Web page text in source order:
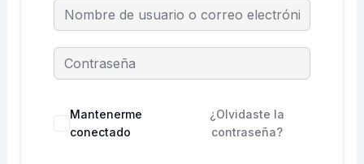
Mantenerme
conectado
¿Olvidaste la
contraseña?